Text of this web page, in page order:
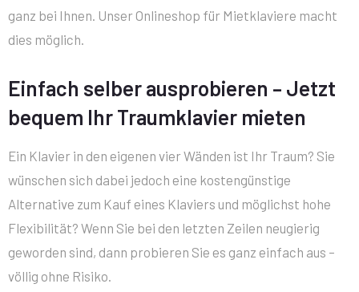
ganz bei Ihnen. Unser Onlineshop für Mietklaviere macht
dies möglich.
Einfach selber ausprobieren – Jetzt
bequem Ihr Traumklavier mieten
Ein Klavier in den eigenen vier Wänden ist Ihr Traum? Sie
wünschen sich dabei jedoch eine kostengünstige
Alternative zum Kauf eines Klaviers und möglichst hohe
Flexibilität? Wenn Sie bei den letzten Zeilen neugierig
geworden sind, dann probieren Sie es ganz einfach aus –
völlig ohne Risiko.